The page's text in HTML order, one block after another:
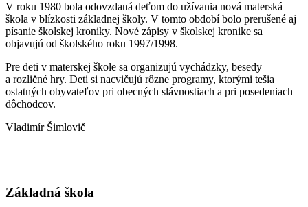
V roku 1980 bola odovzdaná deťom do užívania nová materská
škola v blízkosti základnej školy. V tomto období bolo prerušené aj
písanie školskej kroniky. Nové zápisy v školskej kronike sa
objavujú od školského roku 1997/1998.
Pre deti v materskej škole sa organizujú vychádzky, besedy
a rozličné hry. Deti si nacvičujú rôzne programy, ktorými tešia
ostatných obyvateľov pri obecných slávnostiach a pri posedeniach
dôchodcov.
Vladimír Šimlovič
Základná škola